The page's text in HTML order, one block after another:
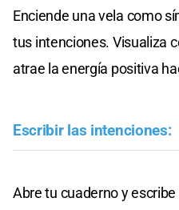
Enciende una vela como
tus intenciones. Visualiza
atrae la energía positiva
Escribir las intenciones:
Abre tu cuaderno y